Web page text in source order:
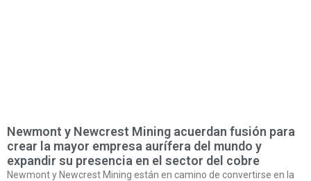
Newmont y Newcrest Mining acuerdan fusión para
crear la mayor empresa aurífera del mundo y
expandir su presencia en el sector del cobre
Newmont y Newcrest Mining están en camino de convertirse en la